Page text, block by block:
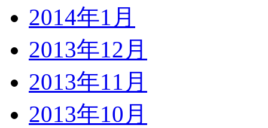
2014年1月
2013年12月
2013年11月
2013年10月